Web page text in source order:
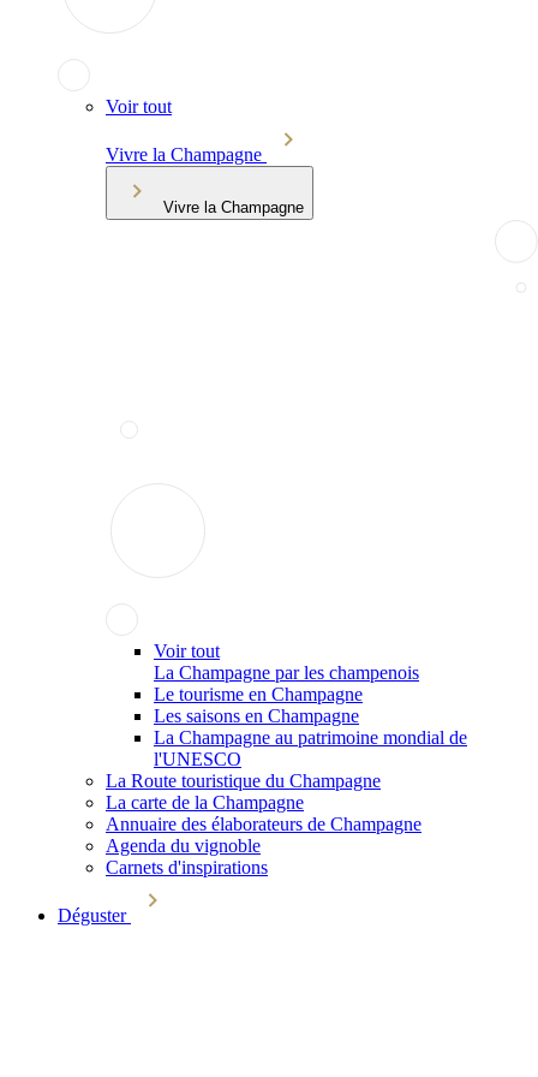
Voir tout
Vivre la Champagne
Vivre la Champagne
Voir tout
La Champagne par les champenois
Le tourisme en Champagne
Les saisons en Champagne
La Champagne au patrimoine mondial de
l'UNESCO
La Route touristique du Champagne
La carte de la Champagne
Annuaire des élaborateurs de Champagne
Agenda du vignoble
Carnets d'inspirations
Déguster